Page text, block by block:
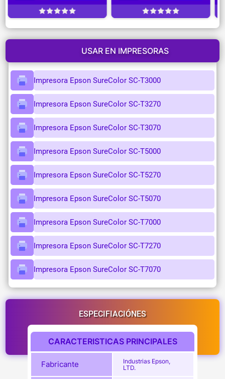
USAR EN IMPRESORAS
Impresora Epson SureColor SC-T3000
Impresora Epson SureColor SC-T3270
Impresora Epson SureColor SC-T3070
Impresora Epson SureColor SC-T5000
Impresora Epson SureColor SC-T5270
Impresora Epson SureColor SC-T5070
Impresora Epson SureColor SC-T7000
Impresora Epson SureColor SC-T7270
Impresora Epson SureColor SC-T7070
ESPECIFIACIÓNES
CARACTERISTICAS PRINCIPALES
Fabricante
Industrias Epson,
LTD.